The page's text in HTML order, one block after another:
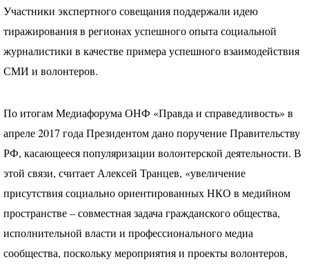
Участники экспертного совещания поддержали идею
тиражирования в регионах успешного опыта социальной
журналистики в качестве примера успешного взаимодействия
СМИ и волонтеров.
По итогам МедиафорумаОНФ «Правда и справедливость» в
апреле 2017 года Президентом дано поручение Правительству
РФ, касающееся популяризации волонтерской деятельности. В
этой связи, считает Алексей Транцев, «увеличение
присутствия социально ориентированныхНКО в медийном
пространстве – совместная задача гражданского общества,
исполнительной власти и профессионального медиа
сообщества, поскольку мероприятия и проекты волонтеров,